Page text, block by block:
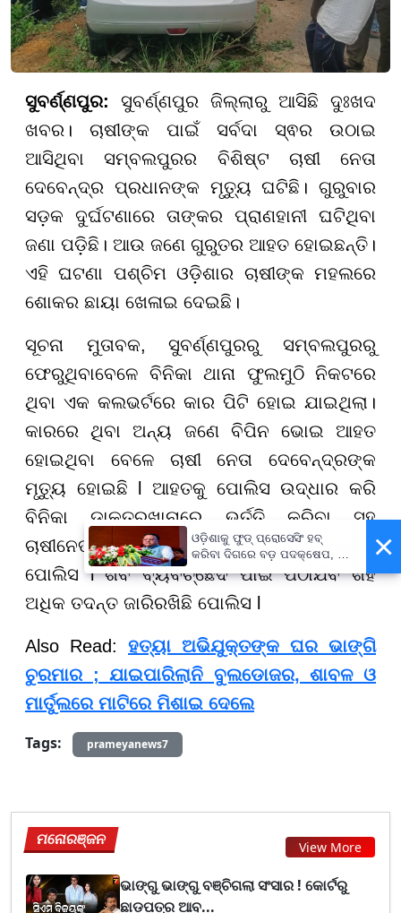
ସୁବର୍ଣ୍ଣପୁର: ସୁବର୍ଣ୍ଣପୁର ଜିଲ୍ଲାରୁ ଆସିଛି ଦୁଃଖଦ
ଖବର। ଚାଷୀଙ୍କ ପାଇଁ ସର୍ବଦା ସ୍ଵର ଉଠାଇ
ଆସିଥିବା ସମ୍ବଲପୁରର ବିଶିଷ୍ଟ ଚାଷୀ ନେତା
ଦେବେନ୍ଦ୍ର ପ୍ରଧାନଙ୍କ ମୃତ୍ୟୁ ଘଟିଛି। ଗୁରୁବାର
ସଡ଼କ ଦୁର୍ଘଟଣାରେ ତାଙ୍କର ପ୍ରାଣହାନୀ ଘଟିଥିବା
ଜଣା ପଡ଼ିଛି। ଆଉ ଜଣେ ଗୁରୁତର ଆହତ ହୋଇଛନ୍ତି।
ଏହି ଘଟଣା ପଶ୍ଚିମ ଓଡ଼ିଶାର ଚାଷୀଙ୍କ ମହଲରେ
ଶୋକର ଛାୟା ଖେଳାଇ ଦେଇଛି।
ସୂଚନା ମୁତାବକ, ସୁବର୍ଣ୍ଣପୁରରୁ ସମ୍ବଲପୁରରୁ
ଫେରୁଥିବାବେଳେ ବିନିକା ଥାନା ଫୁଲମୁଠି ନିକଟରେ
ଥିବା ଏକ କଲଭର୍ଟରେ କାର ପିଟି ହୋଇ ଯାଇଥିଲା।
କାରରେ ଥିବା ଅନ୍ୟ ଜଣେ ବିପିନ ଭୋଇ ଆହତ
ହୋଇଥିବା ବେଳେ ଚାଷୀ ନେତା ଦେବେନ୍ଦ୍ରଙ୍କ
ମୃତ୍ୟୁ ହୋଇଛି l ଆହତକୁ ପୋଲିସ ଉଦ୍ଧାର କରି
ବିନିକା ଡାକ୍ତରଖାନାରେ ଭର୍ତ୍ତି କରିବା ସହ
ଚାଷୀନେତା ଦେବେନ୍ଦ୍ରଙ୍କ ମୃତଦେହ ଉଦ୍ଧାର କରିଛି
ପୋଲିସ l ଶବ ବ୍ୟବଚ୍ଛେଦ ପାଇଁ ପଠାଯିବ ଶହ
ଅଧିକ ତଦନ୍ତ ଜାରିରଖିଛି ପୋଲିସ l
Also Read: ହତ୍ୟା ଅଭିଯୁକ୍ତଙ୍କ ଘର ଭାଙ୍ଗି
ଚୁରମାର ; ଯାଇପାରିଲାନି ବୁଲଡୋଜର, ଶାବଳ ଓ
ମାର୍ତୁଲରେ ମାଟିରେ ମିଶାଇ ଦେଲେ
Tags:
prameyanews7
ମନୋରଞ୍ଜନ View More
ଭାଙ୍ଗୁ ଭାଙ୍ଗୁ ବଞ୍ଚିଗଲା ସଂସାର ! କୋର୍ଟରୁ
ଛାଡ଼ପତ୍ର ଆବ...
×
ଓଡ଼ିଶାକୁ ଫୁଡ୍ ପ୍ରୋସେସିଂ ହବ୍
କରିବା ଦିଗରେ ବଡ଼ ପଦକ୍ଷେପ, ୪୨